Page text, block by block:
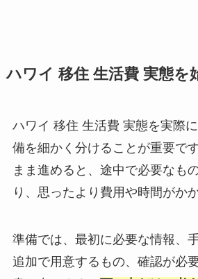
ハワイ 移住 生活費 実態を
ハワイ 移住 生活費 実態を実際
備を細かく分けることが重要で
まま進めると、途中で必要なも
り、思ったより費用や時間がか
準備では、最初に必要な情報、
追加で用意するもの、確認が必